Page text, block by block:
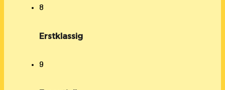
8
Erstklassig
9